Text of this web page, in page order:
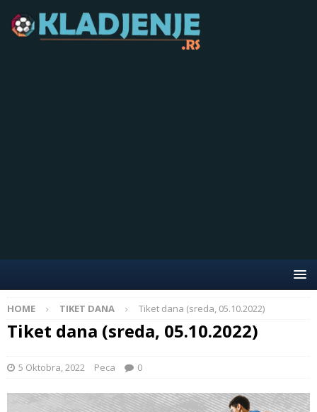
HOME TIKET DANA Tiket dana (sreda, 05.10.2022)
Tiket dana (sreda, 05.10.2022)
5 Oktobra, 2022 Peca 0